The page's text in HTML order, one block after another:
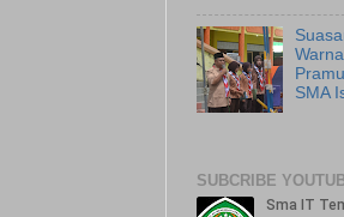
SMA
SUBCRIBE